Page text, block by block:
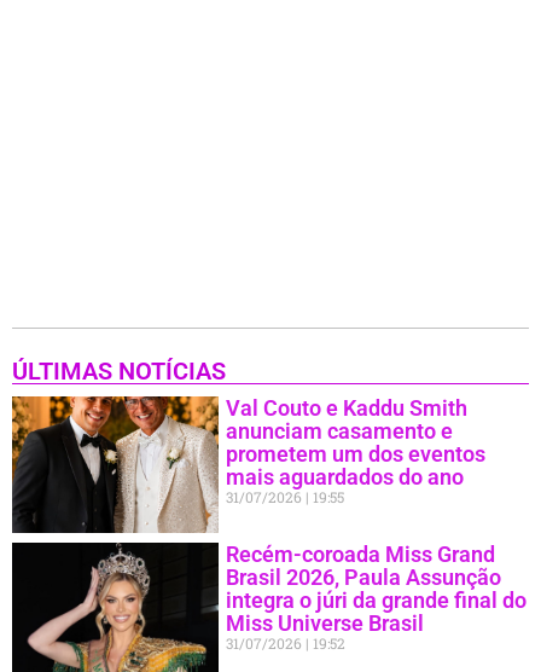
ÚLTIMAS NOTÍCIAS
Val Couto e Kaddu Smith
anunciam casamento e
prometem um dos eventos
mais aguardados do ano
31/07/2026 19:55
Recém-coroada Miss Grand
Brasil 2026, Paula Assunção
integra o júri da grande final do
Miss Universe Brasil
31/07/2026 19:52